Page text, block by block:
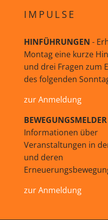
IMPULSE
HINFÜHRUNGEN -
Montag eine kurze
und drei Fragen zum
des folgenden
zur Anmeldung
BEWEGUNGSMELDER
Informationen über
Veranstaltungen in
und deren
zur Anmeldung